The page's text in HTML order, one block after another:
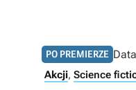
PO PREMIERZE
Akcji, Science